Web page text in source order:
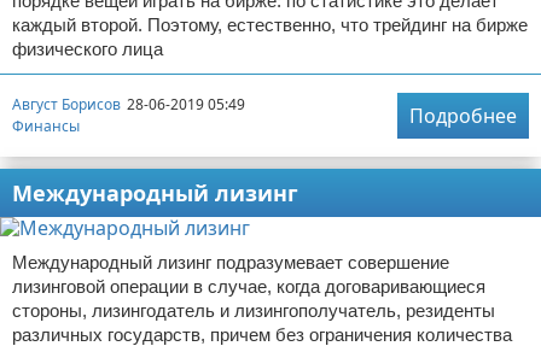
каждый второй. Поэтому, естественно, что трейдинг на бирже
физического лица
Август Борисов 28-06-2019 05:49
Финансы
Подробнее
Международный лизинг
Международный лизинг подразумевает совершение
лизинговой операции в случае, когда договаривающиеся
стороны, лизингодатель и лизингополучатель, резиденты
различных государств, причем без ограничения количества